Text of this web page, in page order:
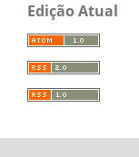
Edição Atual